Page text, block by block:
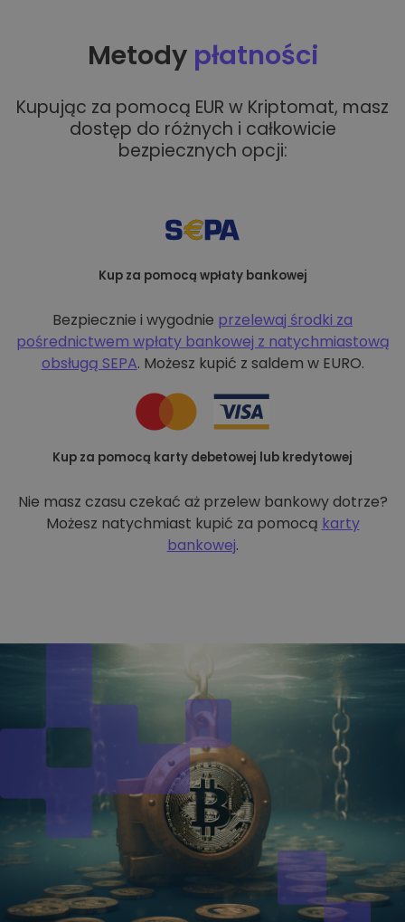
Metody płatności
Kupując za pomocą EUR w Kriptomat, masz
dostęp do różnych i całkowicie
bezpiecznych opcji:
Kup za pomocą wpłaty bankowej
Bezpiecznie i wygodnie przelewaj środki za
pośrednictwem wpłaty bankowej z natychmiastową
obsługą SEPA. Możesz kupić z saldem w EURO.
Kup za pomocą karty debetowej lub kredytowej
Nie masz czasu czekać aż przelew bankowy dotrze?
Możesz natychmiast kupić za pomocą karty
bankowej.